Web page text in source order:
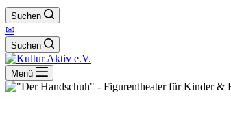
Suchen
✉
Suchen
Menü